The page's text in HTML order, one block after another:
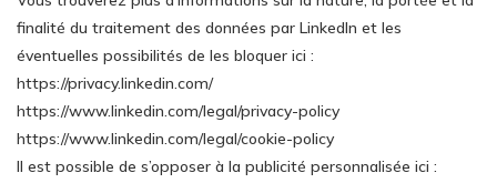
finalité du traitement des données par LinkedIn et les
éventuelles possibilités de les bloquer ici :
https://privacy.linkedin.com/
https://www.linkedin.com/legal/privacy-policy
https://www.linkedin.com/legal/cookie-policy
Il est possible de s’opposer à la publicité personnalisée ici :